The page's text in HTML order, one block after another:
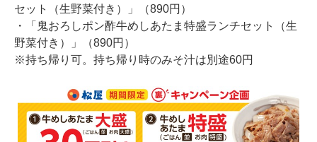
セット（生野菜付き）」（890円）
・「鬼おろしポン酢牛めしあたま特盛ランチセット（生
野菜付き）」（890円）
※持ち帰り可。持ち帰り時のみそ汁は別途60円